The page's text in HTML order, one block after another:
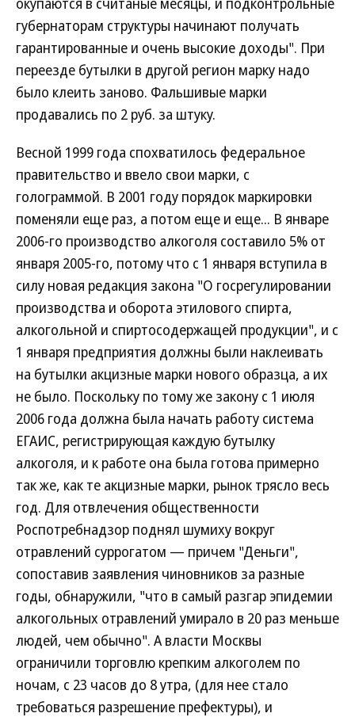
губернаторам структуры начинают получать
гарантированные и очень высокие доходы". При
переезде бутылки в другой регион марку надо
было клеить заново. Фальшивые марки
продавались по 2 руб. за штуку.
Весной 1999 года спохватилось федеральное
правительство и ввело свои марки, с
голограммой. В 2001 году порядок маркировки
поменяли еще раз, а потом еще и еще... В январе
2006-го производство алкоголя составило 5% от
января 2005-го, потому что с 1 января вступила в
силу новая редакция закона "О госрегулировании
производства и оборота этилового спирта,
алкогольной и спиртосодержащей продукции", и с
1 января предприятия должны были наклеивать
на бутылки акцизные марки нового образца, а их
не было. Поскольку по тому же закону с 1 июля
2006 года должна была начать работу система
ЕГАИС, регистрирующая каждую бутылку
алкоголя, и к работе она была готова примерно
так же, как те акцизные марки, рынок трясло весь
год. Для отвлечения общественности
Роспотребнадзор поднял шумиху вокруг
отравлений суррогатом — причем "Деньги",
сопоставив заявления чиновников за разные
годы, обнаружили, "что в самый разгар эпидемии
алкогольных отравлений умирало в 20 раз меньше
людей, чем обычно". А власти Москвы
ограничили торговлю крепким алкоголем по
ночам, с 23 часов до 8 утра, (для нее стало
требоваться разрешение префектуры), и